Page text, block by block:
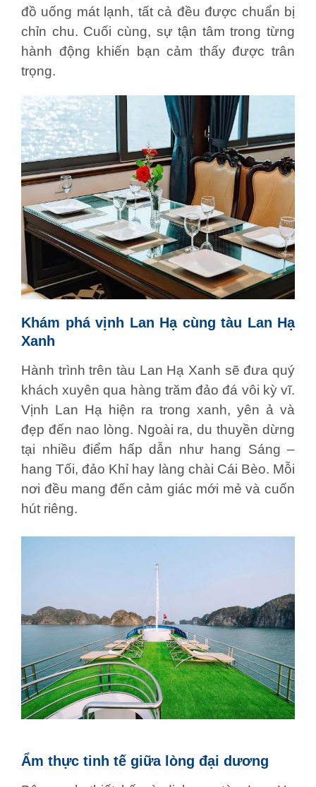
đồ uống mát lạnh, tất cả đều được chuẩn bị
chỉn chu. Cuối cùng, sự tận tâm trong từng
hành động khiến bạn cảm thấy được trân
trọng.
Khám phá vịnh Lan Hạ cùng tàu Lan Hạ
Xanh
Hành trình trên tàu Lan Hạ Xanh sẽ đưa quý
khách xuyên qua hàng trăm đảo đá vôi kỳ vĩ.
Vịnh Lan Hạ hiện ra trong xanh, yên ả và
đẹp đến nao lòng. Ngoài ra, du thuyền dừng
tại nhiều điểm hấp dẫn như hang Sáng –
hang Tối, đảo Khỉ hay làng chài Cái Bèo. Mỗi
nơi đều mang đến cảm giác mới mẻ và cuốn
hút riêng.
Ẩm thực tinh tế giữa lòng đại dương